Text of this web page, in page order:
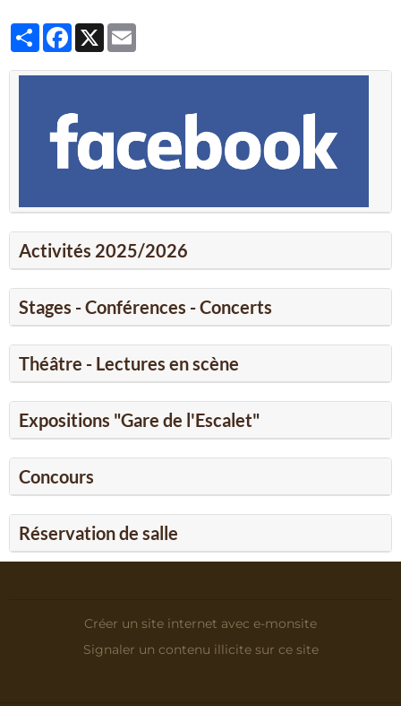
PartagerFacebook
X
Activités 2025/2026
Stages - Conférences - Concerts
Théâtre - Lectures en scène
Expositions "Gare de l'Escalet"
Concours
Réservation de salle
Créer un site internet avec e-monsite
Signaler un contenu illicite sur ce site